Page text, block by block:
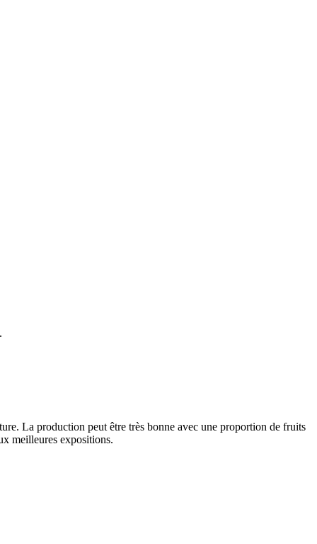
La production peut être très bonne avec une proportion de fruits
meilleures expositions.